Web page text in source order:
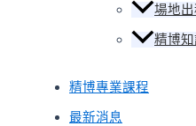
場地出
精博
精博專業課程
最新消息